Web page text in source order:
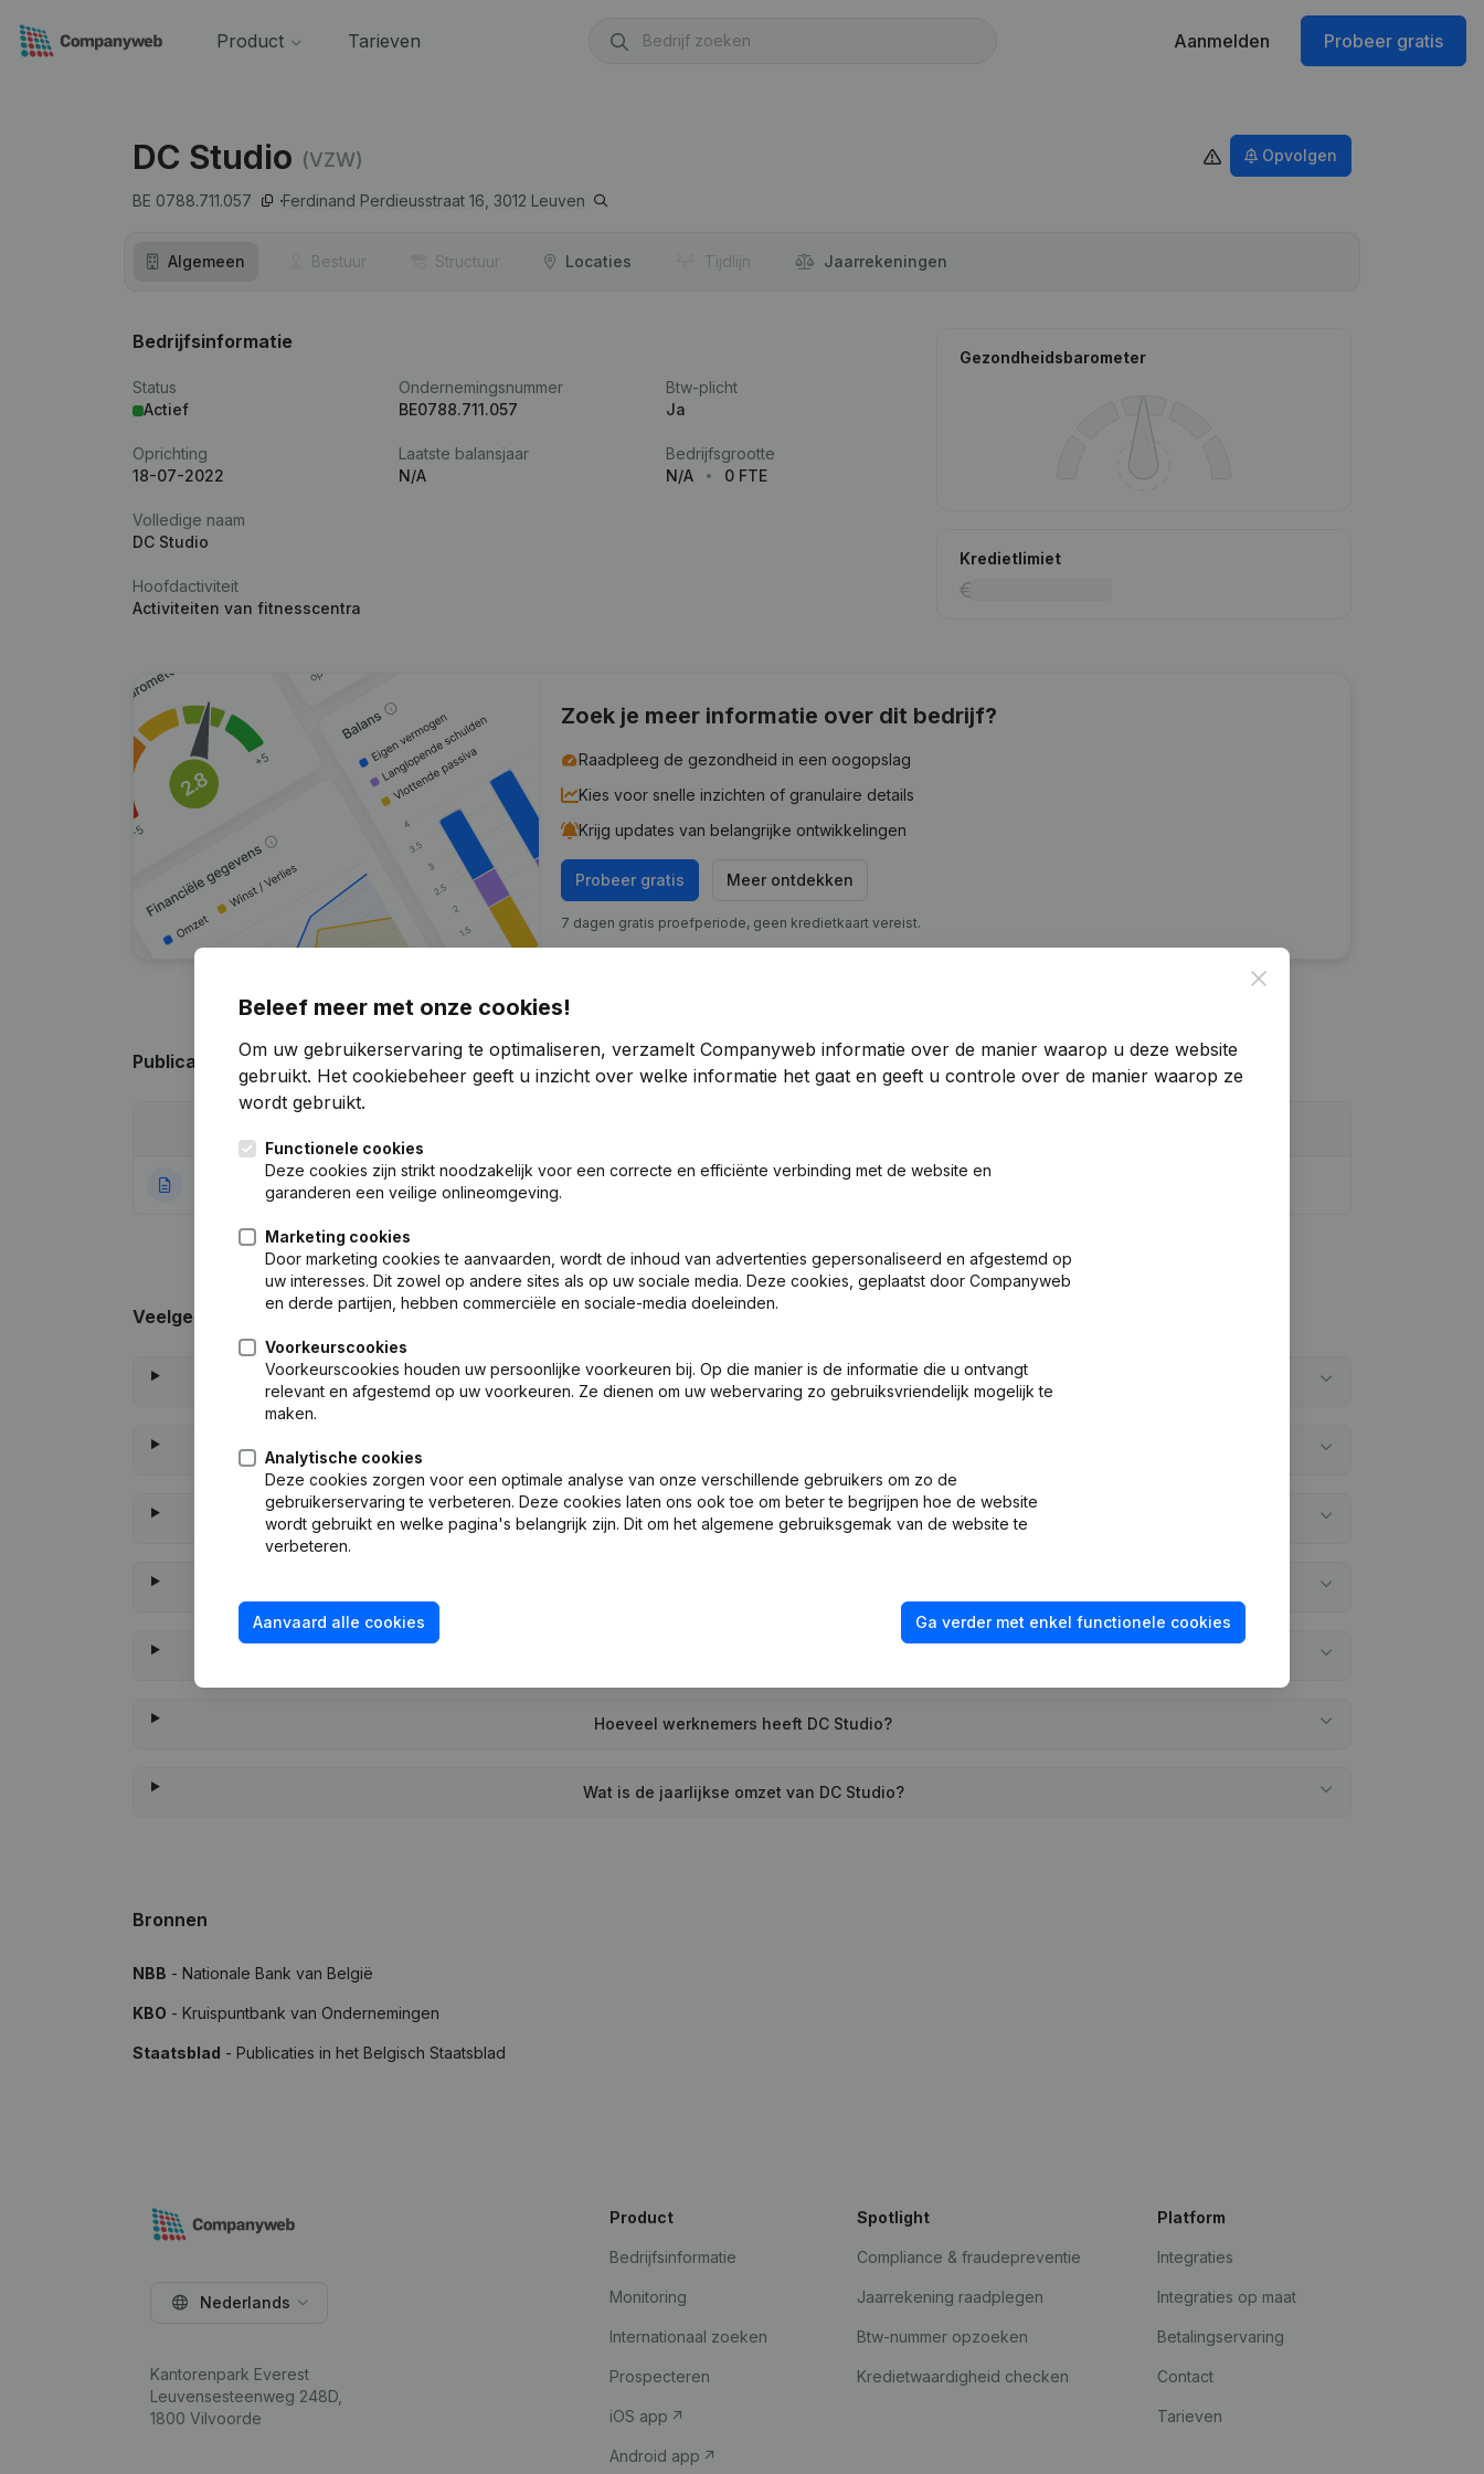
Product Tarieven Aanmelden Probeer gratis
DC Studio (VZW)
BE 0788.711.057 Ferdinand Perdieusstraat 16, 3012 Leuven
Opvolgen
Algemeen Bestuur Structuur Locaties Tijdlijn Jaar­rekeningen
Bedrijfsinformatie
Status
Actief
Ondernemingsnummer
BE0788.711.057
Btw-plicht
Ja
Oprichting
18-07-2022
Laatste balansjaar
N/A
Bedrijfsgrootte
N/A
0 FTE
Volledige naam
DC Studio
Hoofdactiviteit
Activiteiten van fitnesscentra
Gezondheidsbarometer
Kredietlimiet
Zoek je meer informatie over dit bedrijf?
Raadpleeg de gezondheid in een oogopslag
Kies voor snelle inzichten of granulaire details
Krijg updates van belangrijke ontwikkelingen
Probeer gratis Meer ontdekken
7 dagen gratis proefperiode, geen kredietkaart vereist.
Publicaties van DC Studio
Rubriek Oprichting (Nieuwe Rechtspersoon, Opening Bijkantoor, enz...)
Veelgestelde vragen
Wat is het btw-nummer van DC Studio?
Wanneer werd DC Studio opgericht?
Hoeveel werknemers heeft DC Studio?
Wat is de jaarlijkse omzet van DC Studio?
Bronnen
NBB - Nationale Bank van België
KBO - Kruispuntbank van Ondernemingen
Staatsblad - Publicaties in het Belgisch Staatsblad
Close
Beleef meer met onze cookies!
Om uw gebruikerservaring te optimaliseren, verzamelt Companyweb informatie over de manier waarop u deze website
gebruikt. Het cookiebeheer geeft u inzicht over welke informatie het gaat en geeft u controle over de manier waarop ze
wordt gebruikt.
Functionele cookies
Deze cookies zijn strikt noodzakelijk voor een correcte en efficiënte verbinding met de website en
garanderen een veilige onlineomgeving.
Marketing cookies
Door marketing cookies te aanvaarden, wordt de inhoud van advertenties gepersonaliseerd en afgestemd op
uw interesses. Dit zowel op andere sites als op uw sociale media. Deze cookies, geplaatst door Companyweb
en derde partijen, hebben commerciële en sociale-media doeleinden.
Voorkeurscookies
Voorkeurscookies houden uw persoonlijke voorkeuren bij. Op die manier is de informatie die u ontvangt
relevant en afgestemd op uw voorkeuren. Ze dienen om uw webervaring zo gebruiksvriendelijk mogelijk te
maken.
Analytische cookies
Deze cookies zorgen voor een optimale analyse van onze verschillende gebruikers om zo de
gebruikerservaring te verbeteren. Deze cookies laten ons ook toe om beter te begrijpen hoe de website
wordt gebruikt en welke pagina's belangrijk zijn. Dit om het algemene gebruiksgemak van de website te
verbeteren.
Aanvaard alle cookies Ga verder met enkel functionele cookies
Nederlands
Kantorenpark Everest
Leuvensesteenweg 248D,
1800 Vilvoorde
Product
Bedrijfsinformatie
Monitoring
Internationaal zoeken
Prospecteren
iOS app
Android app
Spotlight
Compliance & fraudepreventie
Jaarrekening raadplegen
Btw-nummer opzoeken
Kredietwaardigheid checken
Platform
Integraties
Integraties op maat
Betalingservaring
Contact
Tarieven